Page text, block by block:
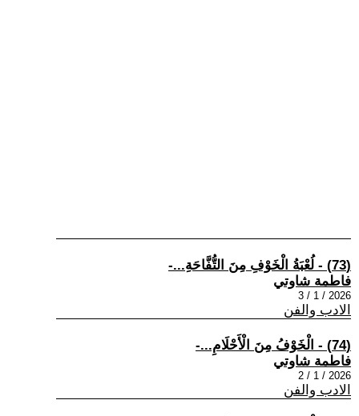
(73) - لُعْبَةُ الْخَوْفِ مِنَ التُّفَّاحَةِ...-
فاطمة شاوتي
2026 / 1 / 3
الادب والفن
(74) - الْخَوْفُ مِنَ الْأَحْلَامِ...-
فاطمة شاوتي
2026 / 1 / 2
الادب والفن